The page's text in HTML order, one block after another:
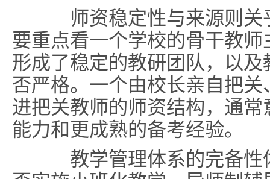
师资稳定性与来源则关
要重点看一个学校的骨干教
形成了稳定的教研团队，以
否严格。一个由校长亲自把
进把关教师的师资结构，通
能力和更成熟的备考经验。
教学管理体系的完备性